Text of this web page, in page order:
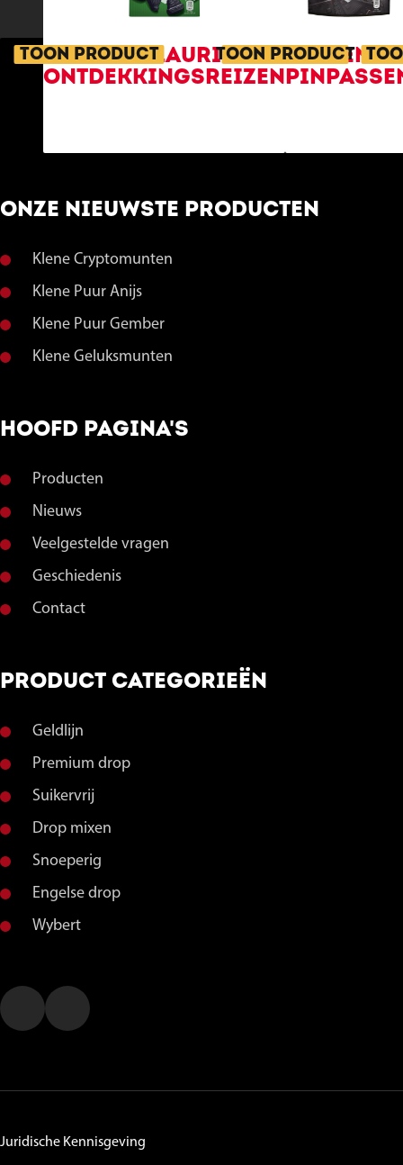
KLENE LAURIER
ONTDEKKINGSREIZEN
TOON PRODUCT
KLENE
TOON PRODUCT
ONZE NIEUWSTE PRODUCTEN
Klene Cryptomunten
Klene Puur Anijs
Klene Puur Gember
Klene Geluksmunten
HOOFD PAGINA'S
Producten
Nieuws
Veelgestelde vragen
Geschiedenis
Contact
PRODUCT CATEGORIEËN
Geldlijn
Premium drop
Suikervrij
Drop mixen
Snoeperig
Engelse drop
Wybert
Juridische Kennisgeving